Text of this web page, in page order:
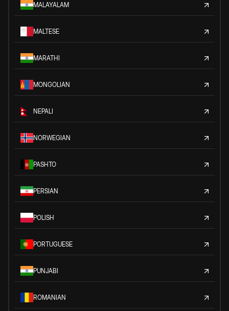
MALAYALAM
MALTESE
MARATHI
MONGOLIAN
NEPALI
NORWEGIAN
PASHTO
PERSIAN
POLISH
PORTUGUESE
PUNJABI
ROMANIAN